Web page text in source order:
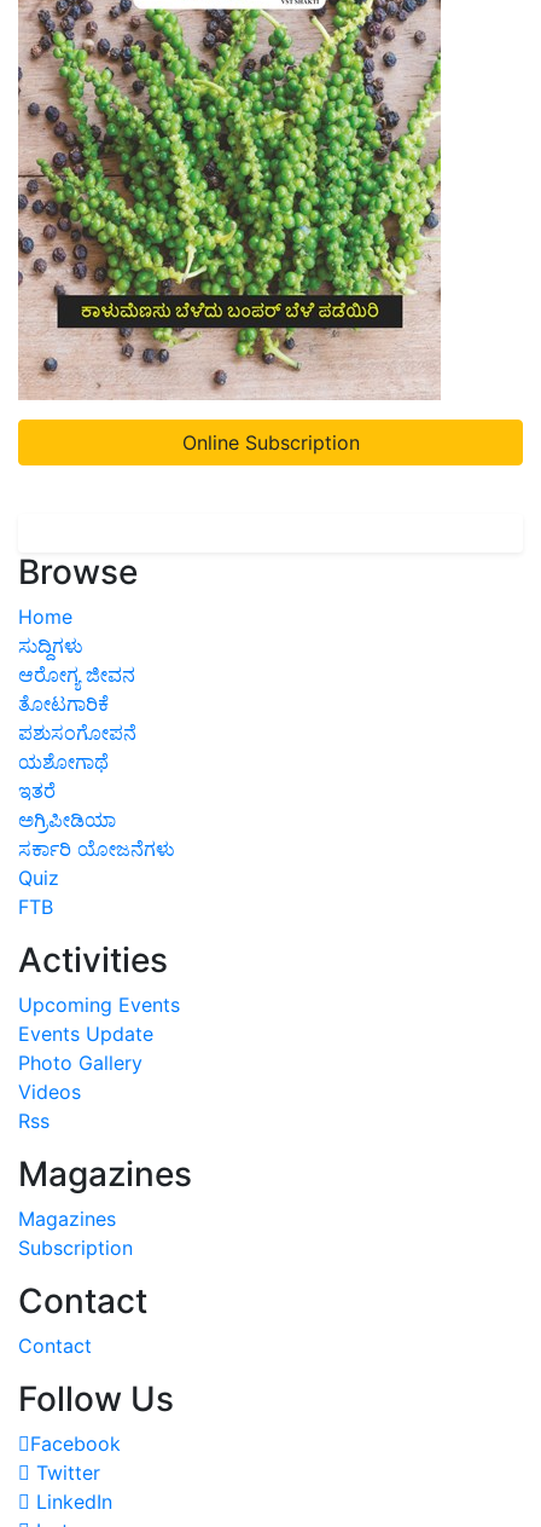
Online Subscription
Browse
Home
ಸುದ್ದಿಗಳು
ಆರೋಗ್ಯ ಜೀವನ
ತೋಟಗಾರಿಕೆ
ಪಶುಸಂಗೋಪನೆ
ಯಶೋಗಾಥೆ
ಇತರೆ
ಅಗ್ರಿಪೀಡಿಯಾ
ಸರ್ಕಾರಿ ಯೋಜನೆಗಳು
Quiz
FTB
Activities
Upcoming Events
Events Update
Photo Gallery
Videos
Rss
Magazines
Magazines
Subscription
Contact
Contact
Follow Us
Facebook
Twitter
LinkedIn